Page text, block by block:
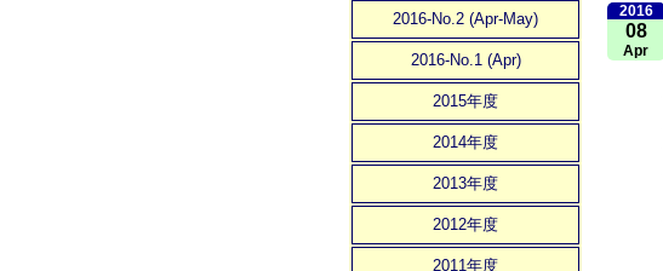
2016-No.2 (Apr-May)
2016-No.1 (Apr)
2015年度
2014年度
2013年度
2012年度
2011年度
2016
08
Apr